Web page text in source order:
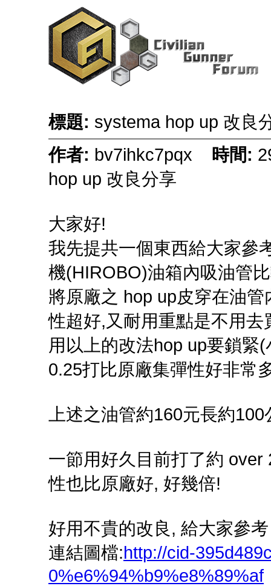
標題: systema hop up 改良
作者: bv7ihkc7pqx 時間:
hop up 改良分享
大家好!
我先提共一個東西給大家參
機(HIROBO)油箱內吸油管
將原廠之 hop up皮穿在油
性超好,又耐用重點是不用
用以上的改法hop up要鎖緊
0.25打比原廠集彈性好非常
上述之油管約160元長約
一節用好久目前打了約
性也比原廠好, 好幾倍!
好用不貴的改良, 給大家參考
連結圖檔:http://cid-
0%e6%94%b9%e8%89%af